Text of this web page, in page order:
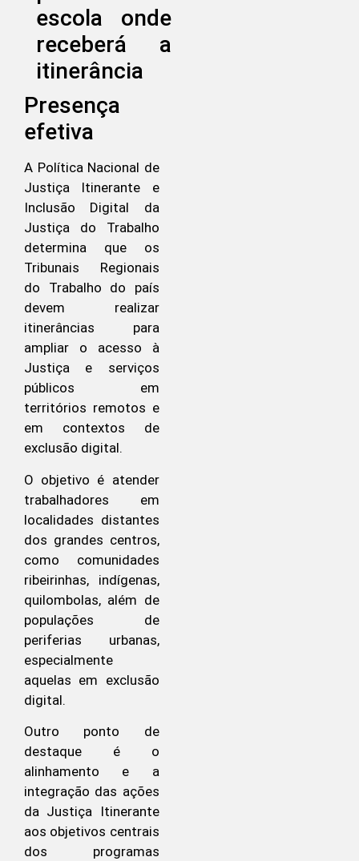
Presença
efetiva
A Política Nacional de
Justiça Itinerante e
Inclusão Digital da
Justiça do Trabalho
determina que os
Tribunais Regionais
do Trabalho do país
devem realizar
itinerâncias para
ampliar o acesso à
Justiça e serviços
públicos em
territórios remotos e
em contextos de
exclusão digital.
O objetivo é atender
trabalhadores em
localidades distantes
dos grandes centros,
como comunidades
ribeirinhas, indígenas,
quilombolas, além de
populações de
periferias urbanas,
especialmente
aquelas em exclusão
digital.
Outro ponto de
destaque é o
alinhamento e a
integração das ações
da Justiça Itinerante
aos objetivos centrais
dos programas